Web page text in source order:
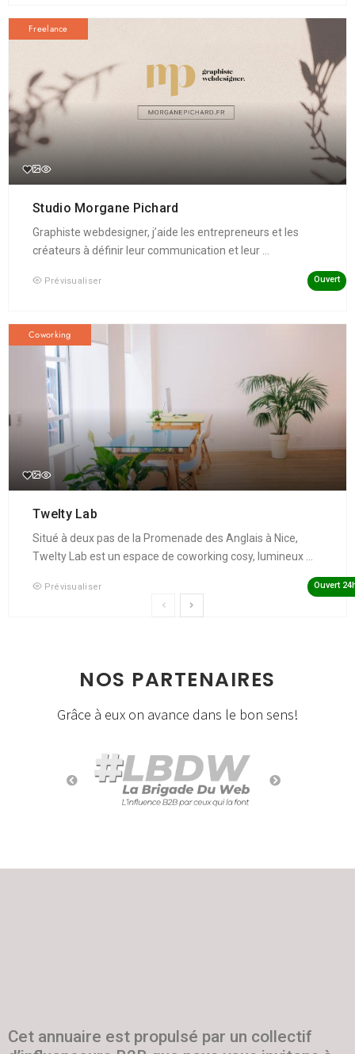
Freelance
Studio Morgane Pichard
Graphiste webdesigner, j’aide les entrepreneurs et les
créateurs à définir leur communication et leur ...
Prévisualiser Ouvert
Coworking
Twelty Lab
Situé à deux pas de la Promenade des Anglais à Nice,
Twelty Lab est un espace de coworking cosy, lumineux ...
Prévisualiser Ouvert
NOS PARTENAIRES
Grâce à eux on avance dans le bon sens!
Cet annuaire est propulsé par un collectif